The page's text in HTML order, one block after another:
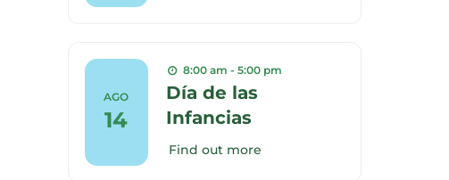
AGO
14
8:00 am - 5:00 pm
Día de las
Infancias
Find out more